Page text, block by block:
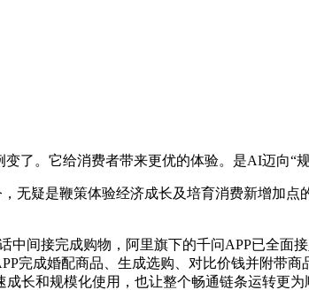
。它给消费者带来更优的体验。是AI迈向“规
疑是鞭策体验经济成长及培育消费新增加点
间接完成购物，阿里旗下的千问APP已全面
完成婚配商品、生成选购、对比价钱并附带
长和规模化使用，也让整个畅通链条运转更为